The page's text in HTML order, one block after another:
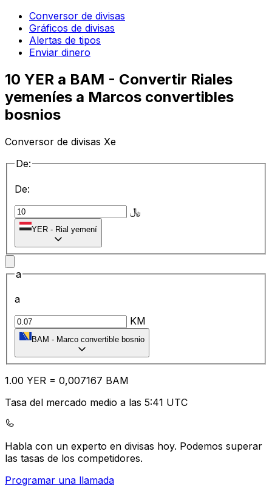
Conversor de divisas
Gráficos de divisas
Alertas de tipos
Enviar dinero
10 YER a BAM - Convertir Riales
yemeníes a Marcos convertibles
bosnios
Conversor de divisas Xe
De:
De:
﷼
YER - Rial yemení
a
a
KM
BAM - Marco convertible bosnio
1.00 YER = 0,007167 BAM
Tasa del mercado medio a las 5:41 UTC
Habla con un experto en divisas hoy. Podemos superar
las tasas de los competidores.
Programar una llamada